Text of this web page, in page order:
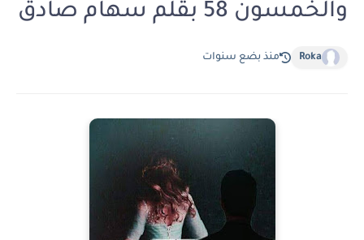
والخمسون 58 بقلم سهام صادق
Roka منذ بضع سنوات